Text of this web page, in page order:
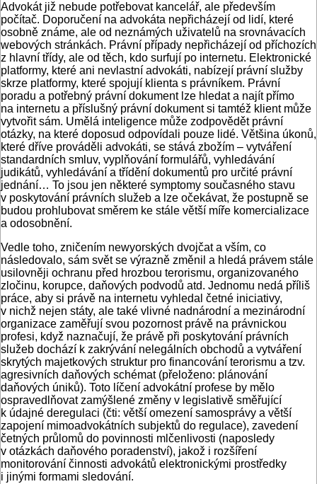
Advokát již nebude potřebovat kancelář, ale především
počítač. Doporučení na advokáta nepřicházejí od lidí, které
osobně známe, ale od neznámých uživatelů na srovnávacích
webových stránkách. Právní případy nepřicházejí od příchozích
z hlavní třídy, ale od těch, kdo surfují po internetu. Elektronické
platformy, které ani nevlastní advokáti, nabízejí právní služby
skrze platformy, které spojují klienta s právníkem. Právní
poradu a potřebný právní dokument lze hledat a najít přímo
na internetu a příslušný právní dokument si tamtéž klient může
vytvořit sám. Umělá inteligence může zodpovědět právní
otázky, na které doposud odpovídali pouze lidé. Většina úkonů,
které dříve prováděli advokáti, se stává zbožím – vytváření
standardních smluv, vyplňování formulářů, vyhledávání
judikátů, vyhledávání a třídění dokumentů pro určité právní
jednání… To jsou jen některé symptomy současného stavu
v poskytování právních služeb a lze očekávat, že postupně se
budou prohlubovat směrem ke stále větší míře komercializace
a odosobnění.
Vedle toho, zničením newyorských dvojčat a vším, co
následovalo, sám svět se výrazně změnil a hledá právem stále
usilovněji ochranu před hrozbou terorismu, organizovaného
zločinu, korupce, daňových podvodů atd. Jednomu nedá příliš
práce, aby si právě na internetu vyhledal četné iniciativy,
v nichž nejen státy, ale také vlivné nadnárodní a mezinárodní
organizace zaměřují svou pozornost právě na právnickou
profesi, když naznačují, že právě při poskytování právních
služeb dochází k zakrývání nelegálních obchodů a vytváření
skrytých majetkových struktur pro financování terorismu a tzv.
agresivních daňových schémat (přeloženo: plánování
daňových úniků). Toto líčení advokátní profese by mělo
ospravedlňovat zamýšlené změny v legislativě směřující
k údajné deregulaci (čti: větší omezení samosprávy a větší
zapojení mimoadvokátních subjektů do regulace), zavedení
četných průlomů do povinnosti mlčenlivosti (naposledy
v otázkách daňového poradenství), jakož i rozšíření
monitorování činnosti advokátů elektronickými prostředky
i jinými formami sledování.